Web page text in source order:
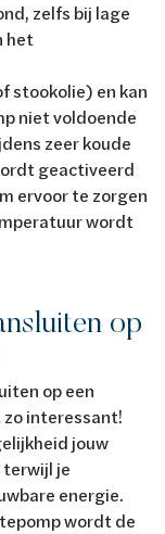
zelfs bij lage
het
stookolie) en kan
niet voldoende
zeer koude
geactiveerd
ervoor te zorgen
wordt
op
op een
interessant!
jouw
je
energie.
wordt de